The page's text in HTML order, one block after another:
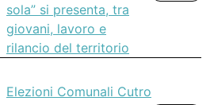
sola” si presenta, tra
giovani, lavoro e
rilancio del territorio
Elezioni Comunali Cutro